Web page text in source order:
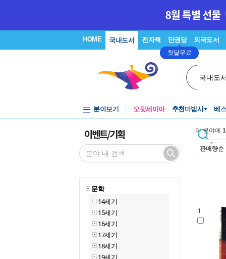
HOME 국내도서 전자책 만권당
첫달무료
외국도서
국내도
분야보기 오뒷세이아 추천마법사 베
이벤트/기획
문학
14세기
15세기
16세기
17세기
18세기
19세기
이 분야에
판매량순
1.